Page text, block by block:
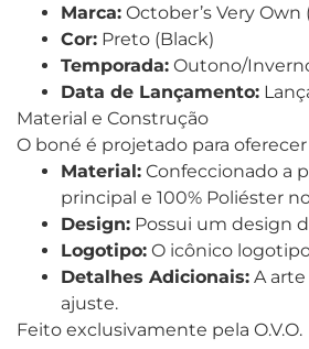
Marca: October’s Very Own
Cor: Preto (Black)
Temporada: Outono/
Data de Lançamento:
Material e Construção
O boné é projetado para
Material: Confeccionado a
principal e 100% Poliéster
Design: Possui um design
Logotipo: O icônico
Detalhes Adicionais: A
ajuste.
Feito exclusivamente pela O.V.O.